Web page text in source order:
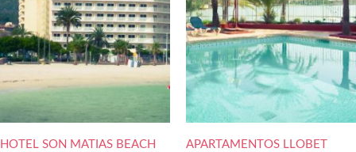
HOTEL SON MATIAS BEACH APARTAMENTOS LLOBET